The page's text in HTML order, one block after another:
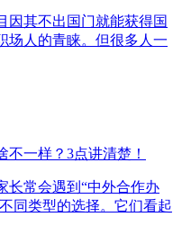
因其不出国门就能获得国
场人的青睐。但很多人一
一样？3点讲清楚！
长常会遇到“中外合作办
同类型的选择。它们看起